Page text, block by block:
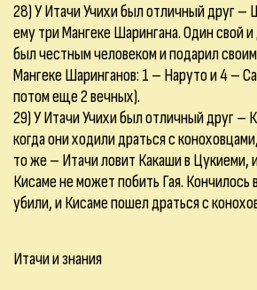
28) У Итачи Учихи был отличный друг –
ему три Мангеке Шарингана. Один свой
был честным человеком и подарил
Мангеке Шаринганов: 1 – Наруто и 4 –
потом еще 2 вечных).
29) У Итачи Учихи был отличный друг –
когда они ходили драться с
то же – Итачи ловит Какаши в Цукиеми,
Кисаме не может побить Гая. Кончилось
убили, и Кисаме пошел драться с
Итачи и знания